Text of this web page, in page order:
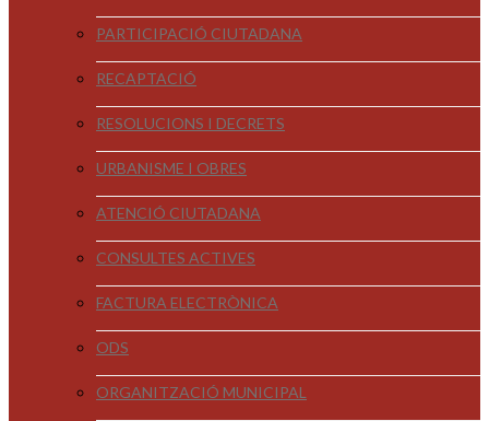
PARTICIPACIÓ CIUTADANA
RECAPTACIÓ
RESOLUCIONS I DECRETS
URBANISME I OBRES
ATENCIÓ CIUTADANA
CONSULTES ACTIVES
FACTURA ELECTRÒNICA
ODS
ORGANITZACIÓ MUNICIPAL